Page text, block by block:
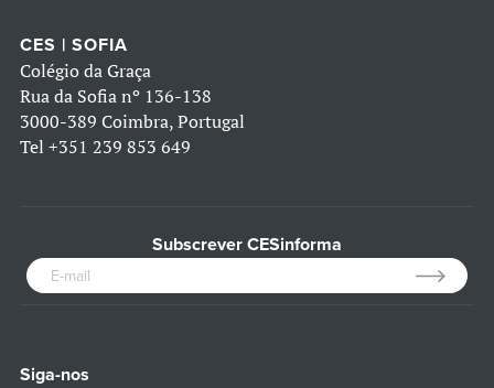
CES | SOFIA
Colégio da Graça
Rua da Sofia nº 136-138
3000-389 Coimbra, Portugal
Tel +351 239 853 649
Subscrever CESinforma
Siga-nos